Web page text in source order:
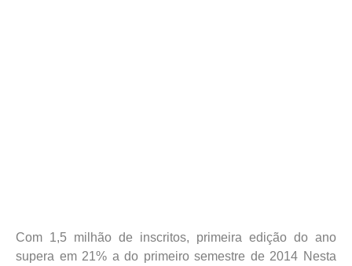
Com 1,5 milhão de inscritos, primeira edição do ano
supera em 21% a do primeiro semestre de 2014 Nesta